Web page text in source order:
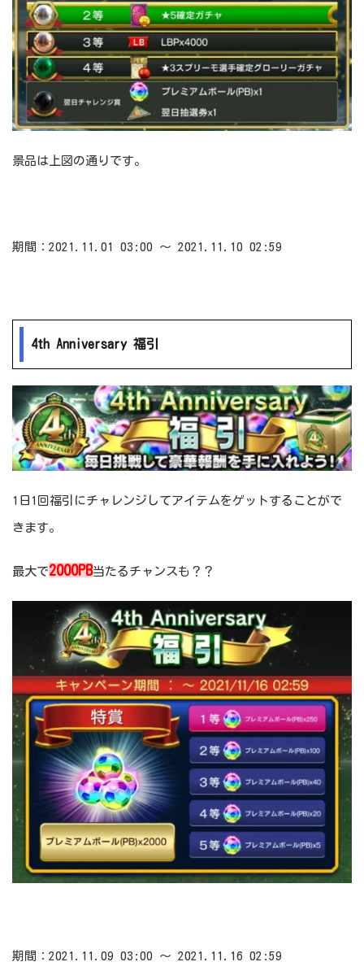
景品は上図の通りです。
期間：2021.11.01 03:00 ～ 2021.11.10 02:59
4th Anniversary 福引
1日1回福引にチャレンジしてアイテムをゲットすることがで
きます。
最大で2000PB当たるチャンスも？？
期間：2021.11.09 03:00 ～ 2021.11.16 02:59